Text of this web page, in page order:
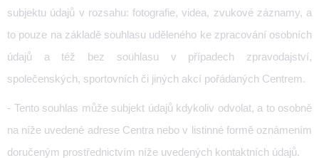
subjektu údajů v rozsahu: fotografie, videa, zvukové záznamy, a
to pouze na základě souhlasu uděleného ke zpracování osobních
údajů a též bez souhlasu v případech zpravodajství,
společenských, sportovních či jiných akcí pořádaných Centrem.
- Tento souhlas může subjekt údajů kdykoliv odvolat, a to osobně
na níže uvedené adrese Centra nebo v listinné formě oznámením
doručeným prostřednictvím níže uvedených kontaktních údajů.